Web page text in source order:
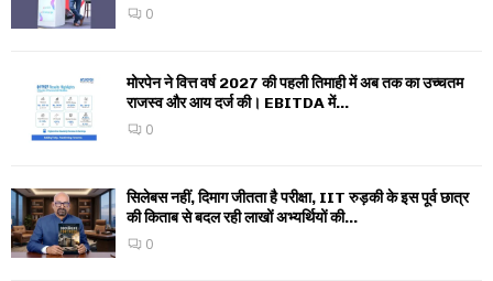
0
मोरपेन ने वित्त वर्ष 2027 की पहली तिमाही में अब तक का उच्चतम
राजस्व और आय दर्ज की। EBITDA में...
0
सिलेबस नहीं, दिमाग जीतता है परीक्षा, IIT रुड़की के इस पूर्व छात्र
की किताब से बदल रही लाखों अभ्यर्थियों की...
0